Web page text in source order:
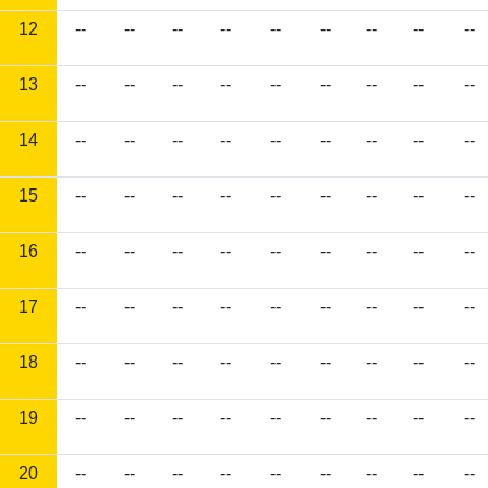
12 -- -- -- -- -- -- -- -- --
13 -- -- -- -- -- -- -- -- --
14 -- -- -- -- -- -- -- -- --
15 -- -- -- -- -- -- -- -- --
16 -- -- -- -- -- -- -- -- --
17 -- -- -- -- -- -- -- -- --
18 -- -- -- -- -- -- -- -- --
19 -- -- -- -- -- -- -- -- --
20 -- -- -- -- -- -- -- -- --